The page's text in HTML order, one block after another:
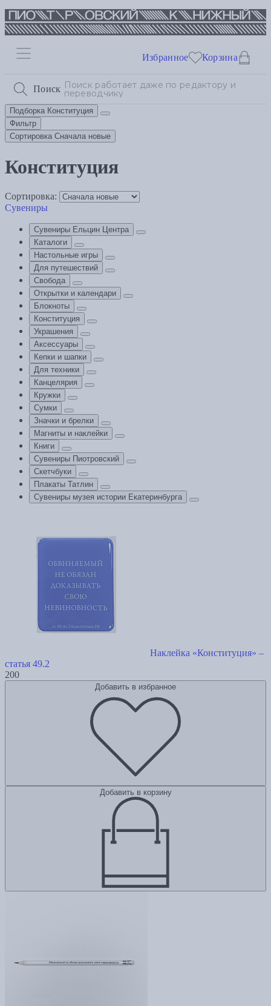
Поиск
Избранное Корзина
Подборка Конституция
Фильтр
Сортировка Сначала новые
Конституция
Сортировка:
Сувениры
Сувениры Ельцин Центра
Каталоги
Настольные игры
Для путешествий
Свобода
Открытки и календари
Блокноты
Конституция
Украшения
Аксессуары
Кепки и шапки
Для техники
Канцелярия
Кружки
Сумки
Значки и брелки
Магниты и наклейки
Книги
Сувениры Пиотровский
Скетчбуки
Плакаты Татлин
Сувениры музея истории Екатеринбурга
Наклейка «Конституция» –
статья 49.2
200
Добавить в избранное
Добавить в корзину